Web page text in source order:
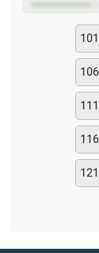
101
106
111
116
121